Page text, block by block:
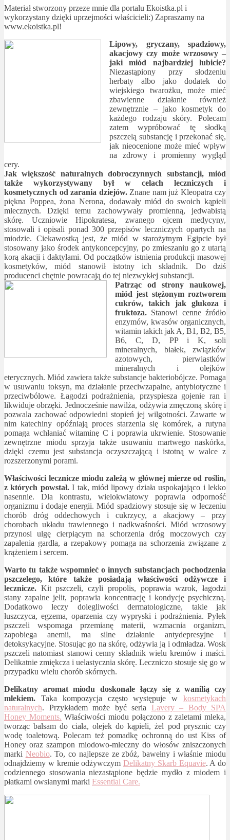
Materiał stworzony przeze mnie dla portalu Ekoistka.pl i
wykorzystany dzięki uprzejmości właścicieli:) Zapraszamy na
www.ekoistka.pl!
Lipowy, gryczany, spadziowy,
akacjowy czy może wrzosowy –
jaki miód najbardziej lubicie?
Niezastąpiony przy słodzeniu
herbaty albo jako dodatek do
wiejskiego twarożku, może mieć
zbawienne działanie również
zewnętrznie – jako kosmetyk do
każdego rodzaju skóry. Polecam
zatem wypróbować tę słodką
pszczelą substancję i przekonać się,
jak nieocenione może mieć wpływ
na zdrowy i promienny wygląd
cery.
Jak większość naturalnych dobroczynnych substancji, miód
także wykorzystywany był w celach leczniczych i
kosmetycznych od zarania dziejów.Znane nam już Kleopatra czy
piękna Poppea, żona Nerona, dodawały miód do swoich kąpieli
mlecznych. Dzięki temu zachowywały promienną, jedwabistą
skórę. Uczniowie Hipokratesa, zwanego ojcem medycyny,
stosowali i opisali ponad 300 przepisów leczniczych opartych na
miodzie. Ciekawostką jest, że miód w starożytnym Egipcie był
stosowany jako środek antykoncepcyjny, po zmieszaniu go z utartą
korą akacji i daktylami. Od początków istnienia produkcji masowej
kosmetyków, miód stanowił istotny ich składnik. Do dziś
producenci chętnie powracają do tej niezwykłej substancji.
Patrząc od strony naukowej,
miód jest stężonym roztworem
cukrów, takich jak glukoza i
fruktoza. Stanowi cenne źródło
enzymów, kwasów organicznych,
witamin takich jak A, B1, B2, B5,
B6, C, D, PP i K, soli
mineralnych, białek, związków
azotowych, pierwiastków
mineralnych i olejków
eterycznych. Miód zawiera także substancje bakteriobójcze. Pomaga
w usuwaniu toksyn, ma działanie przeciwzapalne, antybiotyczne i
przeciwbólowe. Łagodzi podrażnienia, przyspiesza gojenie ran i
likwiduje obrzęki. Jednocześnie nawilża, odżywia zmęczoną skórę i
pozwala zachować odpowiedni stopień jej wilgotności. Zawarte w
nim katechiny opóźniają proces starzenia się komórek, a rutyna
pomaga wchłaniać witaminę C i poprawia ukrwienie. Stosowanie
zewnętrzne miodu sprzyja także usuwaniu martwego naskórka,
dzięki czemu jest substancja oczyszczającą i istotną w walce z
rozszerzonymi porami.
Właściwości lecznicze miodu zależą w głównej mierze od roślin,
z których powstał.I tak, miód lipowy działa uspokajająco i lekko
nasennie. Dla kontrastu, wielokwiatowy poprawia odporność
organizmu i dodaje energii. Miód spadziowy stosuje się w leczeniu
chorób dróg oddechowych i cukrzycy, a akacjowy – przy
chorobach układu trawiennego i nadkwaśności. Miód wrzosowy
przynosi ulgę cierpiącym na schorzenia dróg moczowych czy
zapalenia gardła, a rzepakowy pomaga na schorzenia związane z
krążeniem i sercem.
Warto tu także wspomnieć o innych substancjach pochodzenia
pszczelego, które także posiadają właściwości odżywcze i
lecznicze. Kit pszczeli, czyli propolis, poprawia wzrok, łagodzi
stany zapalne jelit, poprawia koncentrację i kondycję psychiczną.
Dodatkowo leczy dolegliwości dermatologiczne, takie jak
łuszczyca, egzema, oparzenia czy wypryski i podrażnienia. Pyłek
pszczeli wspomaga przemianę materii, wzmacnia organizm,
zapobiega anemii, ma silne działanie antydepresyjne i
detoksykacyjne. Stosując go na skórę, odżywia ją i odmładza. Wosk
pszczeli natomiast stanowi cenny składnik wielu kremów i maści.
Delikatnie zmiękcza i uelastycznia skórę. Leczniczo stosuje się go w
przypadku wielu chorób skórnych.
Delikatny aromat miodu doskonale łączy się z wanilią czy
mlekiem. Taka kompozycja często występuje wkosmetykach
naturalnych. Przykładem może być seria Lavery – Body SPA
Honey Moments. Właściwości miodu połączono z zaletami mleka,
tworząc balsam do ciała, olejek do kąpieli, żel pod prysznic czy
wodę toaletową. Polecam też pomadkę ochronną do ust Kiss of
Honey oraz szampon miodowo-mleczny do włosów zniszczonych
marki Neobio. To, co najlepsze ze zbóż, bawełny i właśnie miodu
odnajdziemy w kremie odżywczym Delikatny Skarb Equavie. A do
codziennego stosowania niezastąpione będzie mydło z miodem i
płatkami owsianymi marki Essential Care.